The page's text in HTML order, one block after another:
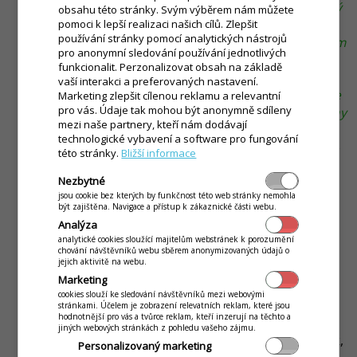
Tip - pokud se postavíte v seznamu na některý
z dokladů např. fakturu, dodací list,
předfakturu a kliknete na tlačítko Nový pravým
tlačítkem myši, je možné vytvořit doklad s
předvyplněnými údaji, položkami. Toto je
vhodné např. při měsíčních fakturacích, aby se
nemuseli do dokladu pokaždé přidávat všechny
položky.
Úprava- tlačítko se zobrazuje jen u dokladů, které
nebyly vytvořeny v Online nebo OFFline prodeji.
Kliknutím na tlačítko se otevře doklad na úpravu a
následně je možné vykonat požadované úpravy.
Pozor, pokud se dodatečně upravuje doklad, který
již byl odeslán zákazníkovi, je potřebné tento
doklad znovu zákazníkovi odeslat. Další informace
se dozvíte v článku
Doklady - úprava (dodací list,
faktura, dobropis).
Položky- tlačítko se zobrazuje na dokladech
vytvořených přes Online prodej. Kliknutím na
tlačítko se zobrazí formulář se seznamem položek,
obsahu této stránky. Svým výběrem nám můžete
pomoci k lepší realizaci našich cílů. Zlepšit
používání stránky pomocí analytických nástrojů
pro anonymní sledování používání jednotlivých
funkcionalit. Perzonalizovat obsah na základě
vaší interakci a preferovaných nastavení.
Marketing zlepšit cílenou reklamu a relevantní
pro vás. Údaje tak mohou být anonymně sdíleny
mezi naše partnery, kteří nám dodávají
technologické vybavení a software pro fungování
této stránky.Bližší informace
Nezbytné
jsou cookie bez kterých by funkčnost této web stránky nemohla
být zajištěna. Navigace a přístup k zákaznické části webu.
Analýza
analytické cookies sloužící majitelům webstránek k porozumění
chování návštěvníků webu sběrem anonymizovaných údajů o
jejich aktivitě na webu.
Marketing
cookies slouží ke sledování návštěvníků mezi webovými
stránkami. Účelem je zobrazení relevatních reklam, které jsou
hodnotnější pro vás a tvůrce reklam, kteří inzerují na těchto a
jiných webových stránkách z pohledu vašeho zájmu.
Personalizovaný marketing